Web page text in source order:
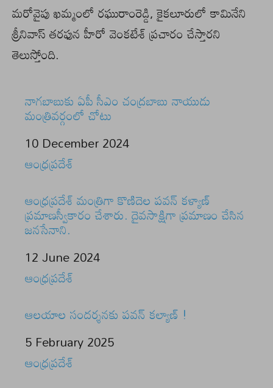
మరోవైపు ఖమ్మంలో రఘురాంరెడ్డి, కైకలూరులో కామినేని
శ్రీనివాస్ తరఫున హీరో వెంకటేశ్ ప్రచారం చేస్తారని
తెలుస్తోంది.
నాగబాబుకు ఏపీ సీఎం చంద్రబాబు నాయుడు
మంత్రివర్గంలో చోటు
Date
10 December 2024
In relation to
ఆంధ్రప్రదేశ్
ఆంధ్రప్రదేశ్ మంత్రిగా కొణిదెల పవన్ కళ్యాణ్
ప్రమాణస్వీకారం చేశారు. దైవసాక్షిగా ప్రమాణం చేసిన
జనసేనాని.
Date
12 June 2024
In relation to
ఆంధ్రప్రదేశ్
ఆలయాల సందర్శనకు పవన్ కల్యాణ్ !
Date
5 February 2025
In relation to
ఆంధ్రప్రదేశ్